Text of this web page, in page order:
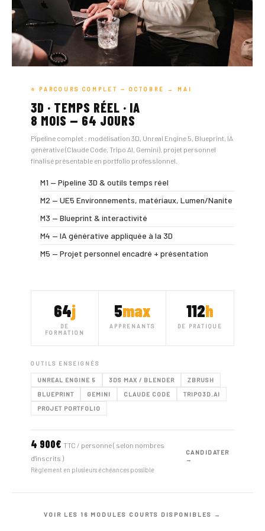
⭐ PARCOURS COMPLET — OCTOBRE → MAI
3D · TEMPS RÉEL · IA
8 MOIS — 64 JOURS
Pipeline complet : modélisation 3D, Unreal Engine 5, Blueprint, IA
générative (Claude Code, Tripo AI, Gemini), projet personnel
finalisé présentable en portfolio professionnel.
M1 — Pipeline 3D & outils temps réel
M2 — UE5 Environnements, matériaux, Lumen/Nanite
M3 — Blueprint & interactivité
M4 — IA générative appliquée à la 3D
M5 — Projet personnel encadré + présentation
64j
DE
FORMATION
5max
APPRENANTS
112h
DE PRATIQUE
OUTILS ENSEIGNÉS
UNREAL ENGINE 5 3DS MAX / BLENDER
ZBRUSH
BLUEPRINT
GEMINI CLAUDE CODE
TRIPO3D.AI
PROJET PORTFOLIO
4 900€ TTC / personne ( selon nombres
d'inscrits )
Règlement en plusieurs échéances possible
CANDIDATER
→
VOIR LES 16 MODULES COURTS DISPONIBLES →